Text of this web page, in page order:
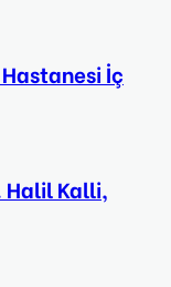
İç
Halil Kalli,